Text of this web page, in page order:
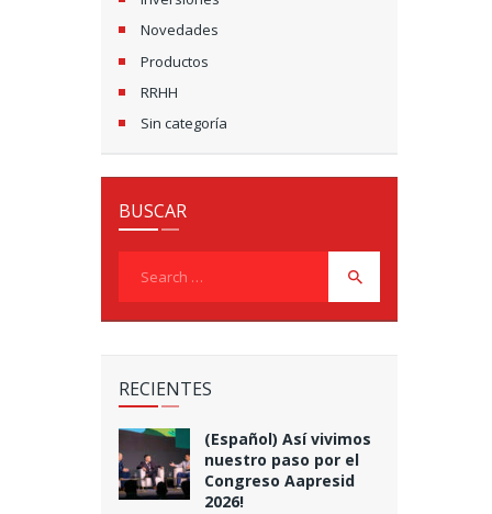
Novedades
Productos
RRHH
Sin categoría
BUSCAR
RECIENTES
(Español) Así vivimos
nuestro paso por el
Congreso Aapresid
2026!